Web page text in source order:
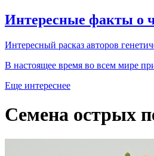
Интересные факты о
Интересный расказ авторов
В настоящее время во всем мире
Еще интереснее
Семена острых